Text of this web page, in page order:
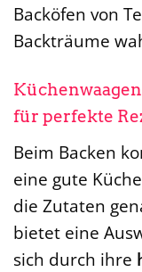
Backöfen von
Backträume
für perfekte
Beim Backen
eine gute
die Zutaten
bietet eine
sich durch ihre